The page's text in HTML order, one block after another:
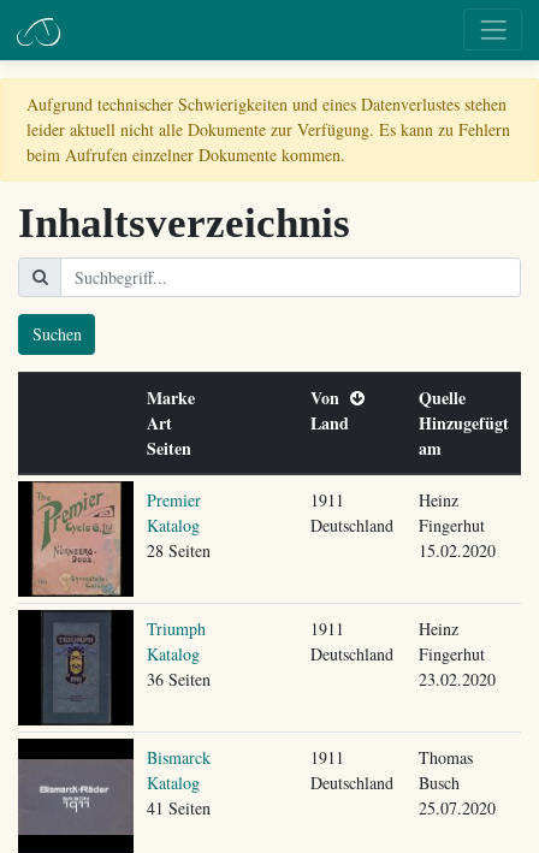
Aufgrund technischer Schwierigkeiten und eines Datenverlustes stehen
leider aktuell nicht alle Dokumente zur Verfügung. Es kann zu Fehlern
beim Aufrufen einzelner Dokumente kommen.
Inhaltsverzeichnis
Suchen
Marke
Art
Seiten
Von
Land
Quelle
Hinzugefügt
am
Premier
Katalog
28 Seiten
1911
Deutschland
Heinz
Fingerhut
15.02.2020
Triumph
Katalog
36 Seiten
1911
Deutschland
Heinz
Fingerhut
23.02.2020
Bismarck
Katalog
41 Seiten
1911
Deutschland
Thomas
Busch
25.07.2020